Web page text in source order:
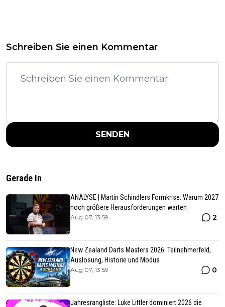
Schreiben Sie einen Kommentar
SENDEN
Gerade In
ANALYSE | Martin Schindlers Formkrise: Warum 2027
noch größere Herausforderungen warten
Aug 07, 13:59 2
New Zealand Darts Masters 2026: Teilnehmerfeld,
Auslosung, Historie und Modus
Aug 07, 13:59 0
Jahresrangliste: Luke Littler dominiert 2026 die